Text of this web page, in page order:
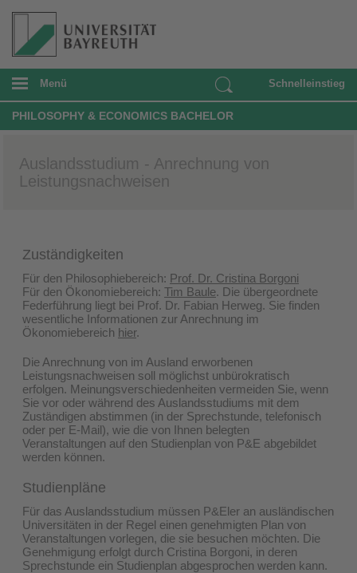
Menü Schnelleinstieg
PHILOSOPHY & ECONOMICS BACHELOR
Auslandsstudium - Anrechnung von
Leistungsnachweisen
Zuständigkeiten
Für den Philosophiebereich: Prof. Dr. Cristina Borgoni
Für den Ökonomiebereich: Tim Baule. Die übergeordnete
Federführung liegt bei Prof. Dr. Fabian Herweg. Sie finden
wesentliche Informationen zur Anrechnung im
Ökonomiebereich hier.
Die Anrechnung von im Ausland erworbenen
Leistungsnachweisen soll möglichst unbürokratisch
erfolgen. Meinungsverschiedenheiten vermeiden Sie, wenn
Sie vor oder während des Auslandsstudiums mit dem
Zuständigen abstimmen (in der Sprechstunde, telefonisch
oder per E-Mail), wie die von Ihnen belegten
Veranstaltungen auf den Studienplan von P&E abgebildet
werden können.
Studienpläne
Für das Auslandsstudium müssen P&Eler an ausländischen
Universitäten in der Regel einen genehmigten Plan von
Veranstaltungen vorlegen, die sie besuchen möchten. Die
Genehmigung erfolgt durch Cristina Borgoni, in deren
Sprechstunde ein Studienplan abgesprochen werden kann.